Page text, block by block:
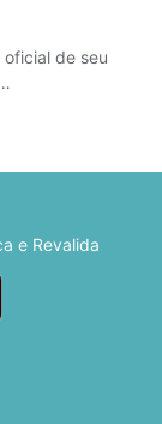
oficial de seu
e Revalida